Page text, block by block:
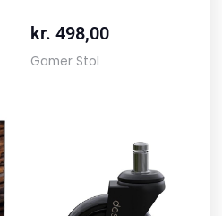
kr. 498,00
Gamer Stol